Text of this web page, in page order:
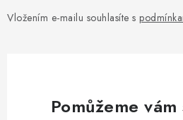
Vložením e-mailu souhlasíte s
Pomůžeme